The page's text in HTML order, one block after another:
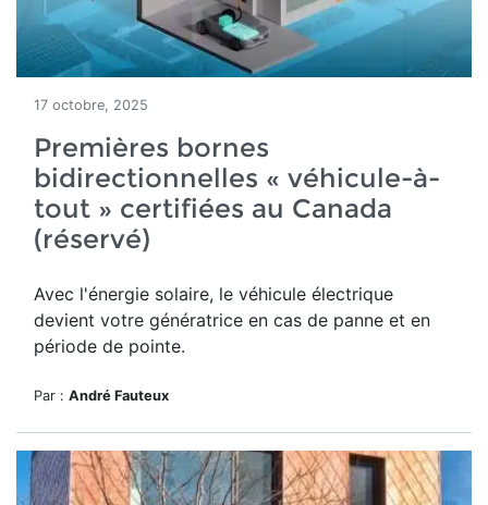
17 octobre, 2025
Premières bornes
bidirectionnelles « véhicule-à-
tout » certifiées au Canada
(réservé)
Avec l'énergie solaire, le véhicule électrique
devient votre génératrice en cas de panne et en
période de pointe.
Par : André Fauteux